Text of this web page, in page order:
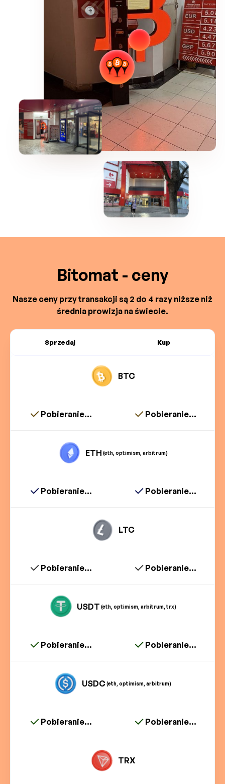
Bitomat - ceny
Nasze ceny przy transakcji są 2 do 4 razy niższe niż
średnia prowizja na świecie.
Sprzedaj Kup
BTC
Pobieranie... Pobieranie...
ETH (eth, optimism, arbitrum)
Pobieranie... Pobieranie...
LTC
Pobieranie... Pobieranie...
USDT (eth, optimism, arbitrum, trx)
Pobieranie... Pobieranie...
USDC(eth, optimism, arbitrum)
Pobieranie... Pobieranie...
TRX